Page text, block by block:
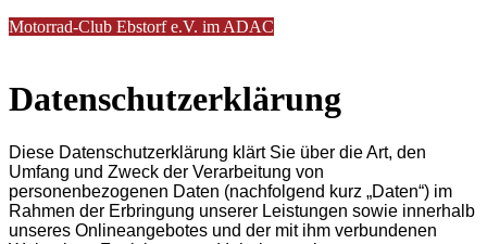
Motorrad-Club Ebstorf e.V. im ADAC
Datenschutzerklärung
Diese Datenschutzerklärung klärt Sie über die Art, den
Umfang und Zweck der Verarbeitung von
personenbezogenen Daten (nachfolgend kurz „Daten“) im
Rahmen der Erbringung unserer Leistungen sowie innerhalb
unseres Onlineangebotes und der mit ihm verbundenen